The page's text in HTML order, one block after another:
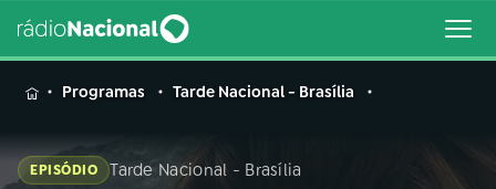
MENUProgramas Tarde Nacional - Brasília
EPISÓDIO Tarde Nacional - Brasília